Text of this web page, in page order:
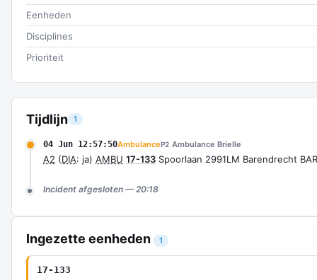
Tijdlijn 1
04 Jun 12:57:50AmbulanceP2 Ambulance Brielle
A2 (DIA: ja) AMBU 17-133 Spoorlaan 2991LM Barendrecht
Incident afgesloten — 20:18
Ingezette eenheden 1
17-133
Eenheden
Disciplines
Prioriteit